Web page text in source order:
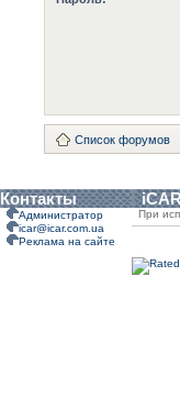
Список форумов
Контакты
Администратор
icar@icar.com.ua
Реклама на сайте
При